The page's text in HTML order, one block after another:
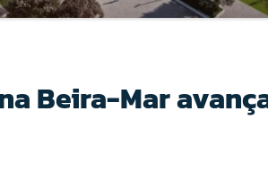
Beira-Mar